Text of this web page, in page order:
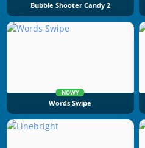
Bubble Shooter Candy 2
NOWY
Words Swipe